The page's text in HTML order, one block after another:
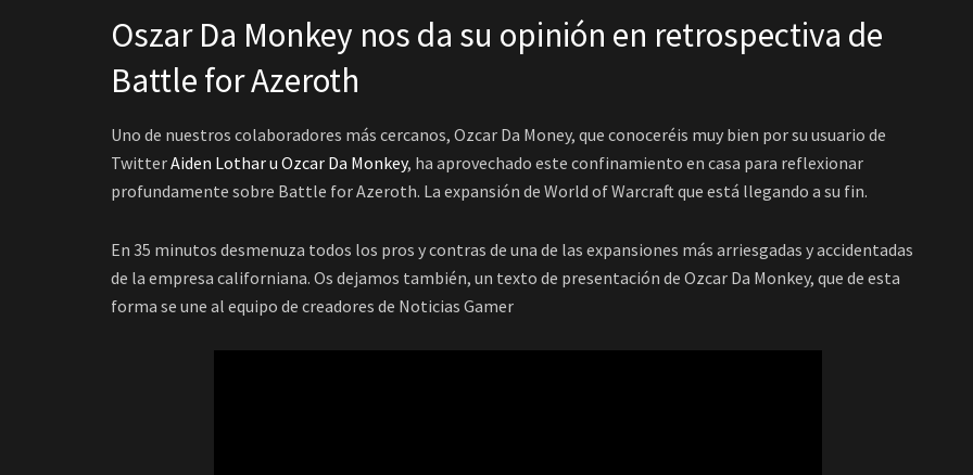
Oszar Da Monkey nos da su opinión en retrospectiva de
Battle for Azeroth
Uno de nuestros colaboradores más cercanos, Ozcar Da Money, que conoceréis muy bien por su usuario de
TwitterAiden Lothar u Ozcar Da Monkey, ha aprovechado este confinamiento en casa para reflexionar
profundamente sobre Battle for Azeroth. La expansión de World of Warcraft que está llegando a su fin.
En 35 minutos desmenuza todos los pros y contras de una de las expansiones más arriesgadas y accidentadas
de la empresa californiana. Os dejamos también, un texto de presentación de Ozcar Da Monkey, que de esta
forma se une al equipo de creadores de Noticias Gamer